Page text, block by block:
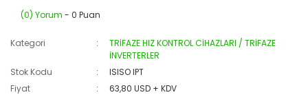
(0) Yorum - 0 Puan
Kategori
TRİFAZE HIZ KONTROL CİHAZLARI / TRİFAZE
İNVERTERLER
Stok Kodu
ISISO IPT
Fiyat
63,80 USD + KDV